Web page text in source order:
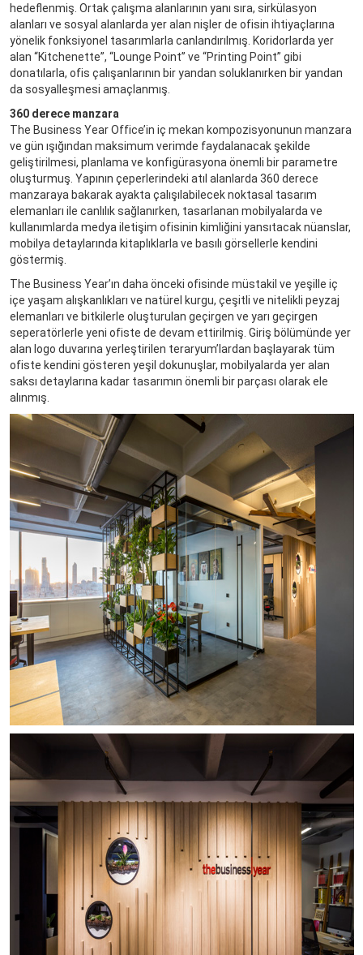
hedeflenmiş. Ortak çalışma alanlarının yanı sıra, sirkülasyon
alanları ve sosyal alanlarda yer alan nişler de ofisin ihtiyaçlarına
yönelik fonksiyonel tasarımlarla canlandırılmış. Koridorlarda yer
alan “Kitchenette”, “Lounge Point” ve “Printing Point” gibi
donatılarla, ofis çalışanlarının bir yandan soluklanırken bir yandan
da sosyalleşmesi amaçlanmış.
360 derece manzara
The Business Year Office’in iç mekan kompozisyonunun manzara
ve gün ışığından maksimum verimde faydalanacak şekilde
geliştirilmesi, planlama ve konfigürasyona önemli bir parametre
oluşturmuş. Yapının çeperlerindeki atıl alanlarda 360 derece
manzaraya bakarak ayakta çalışılabilecek noktasal tasarım
elemanları ile canlılık sağlanırken, tasarlanan mobilyalarda ve
kullanımlarda medya iletişim ofisinin kimliğini yansıtacak nüanslar,
mobilya detaylarında kitaplıklarla ve basılı görsellerle kendini
göstermiş.
The Business Year’ın daha önceki ofisinde müstakil ve yeşille iç
içe yaşam alışkanlıkları ve natürel kurgu, çeşitli ve nitelikli peyzaj
elemanları ve bitkilerle oluşturulan geçirgen ve yarı geçirgen
seperatörlerle yeni ofiste de devam ettirilmiş. Giriş bölümünde yer
alan logo duvarına yerleştirilen teraryum’lardan başlayarak tüm
ofiste kendini gösteren yeşil dokunuşlar, mobilyalarda yer alan
saksı detaylarına kadar tasarımın önemli bir parçası olarak ele
alınmış.